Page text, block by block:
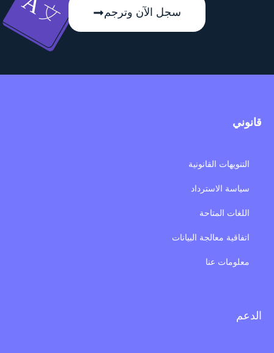
سجل الآن وترجم
قانوني
التنويهات القانونية
سياسة الاسترداد
اللغات المتاحة
اتفاقية معالجة البيانات
معلومات عنا
الدعم